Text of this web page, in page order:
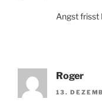
Angst frisst
Roger
13.